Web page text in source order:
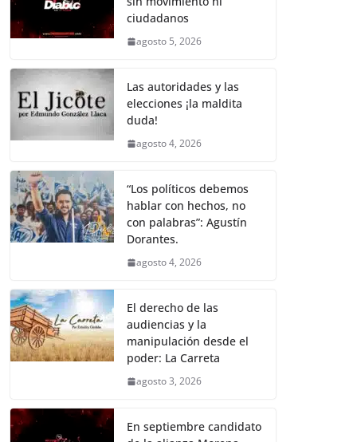
b
o
o
k
A
p
Li
n
a
ciudadanos
agosto 5, 2026
Las autoridades y las
elecciones ¡la maldita
duda!
agosto 4, 2026
“Los políticos debemos
hablar con hechos, no
con palabras”: Agustín
Dorantes.
agosto 4, 2026
El derecho de las
audiencias y la
manipulación desde el
poder: La Carreta
agosto 3, 2026
En septiembre candidato